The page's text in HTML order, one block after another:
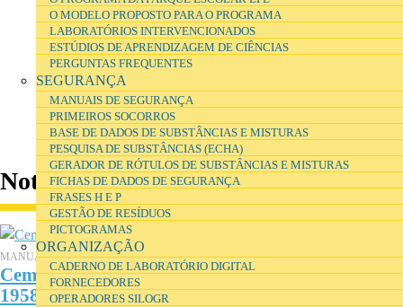
O MODELO PROPOSTO PARA O PROGRAMA
LABORATÓRIOS INTERVENCIONADOS
ESTÚDIOS DE APRENDIZAGEM DE CIÊNCIAS
PERGUNTAS FREQUENTES
SEGURANÇA
MANUAIS DE SEGURANÇA
PRIMEIROS SOCORROS
BASE DE DADOS DE SUBSTÂNCIAS E MISTURAS
PESQUISA DE SUBSTÂNCIAS (ECHA)
GERADOR DE RÓTULOS DE SUBSTÂNCIAS E MISTURAS
FICHAS DE DADOS DE SEGURANÇA
FRASES H E P
GESTÃO DE RESÍDUOS
PICTOGRAMAS
ORGANIZAÇÃO
CADERNO DE LABORATÓRIO DIGITAL
FORNECEDORES
OPERADORES SILOGR
TÉCNICOSDE LABORATÓRIO
DIRETORES
INVESTIGADORES
Notícias
MANUAIS ESCOLARES
Cem Anos de Manuais Escolares de Física 1859-
1958